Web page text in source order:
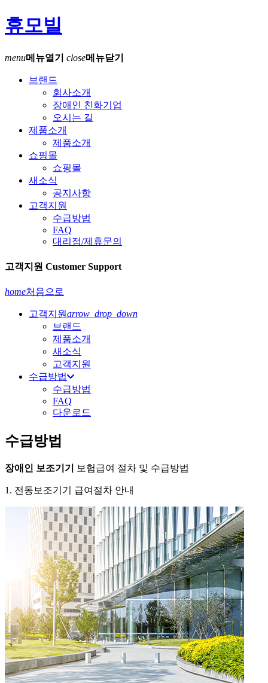
휴모빌
menu메뉴열기 close메뉴닫기
브랜드
회사소개
장애인 친화기업
오시는 길
제품소개
제품소개
쇼핑몰
쇼핑몰
새소식
공지사항
고객지원
수급방법
FAQ
대리점/제휴문의
고객지원 Customer Support
home처음으로
고객지원arrow_drop_down
브랜드
제품소개
새소식
고객지원
수급방법
수급방법
FAQ
다운로드
수급방법
장애인 보조기기 보험급여 절차 및 수급방법
1. 전동보조기기 급여절차 안내